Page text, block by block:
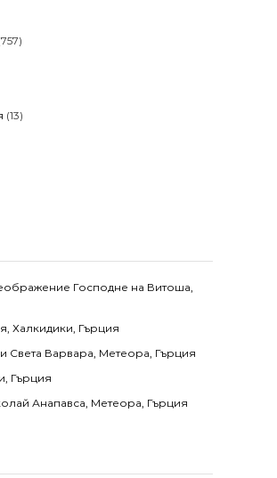
(13)
Господне на Витоша,
Халкидики, Гърция
Света Варвара, Метеора, Гърция
Гърция
Анапавса, Метеора, Гърция